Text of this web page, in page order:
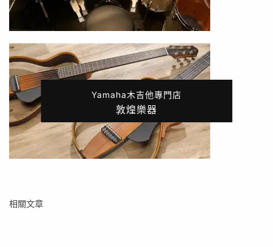
Yamaha木吉他專門店
敦煌樂器
相關文章